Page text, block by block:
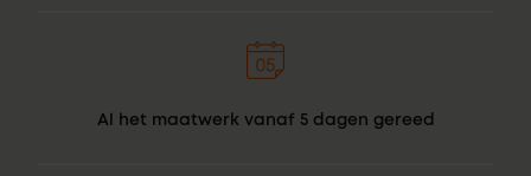
Al het maatwerk vanaf 5 dagen gereed